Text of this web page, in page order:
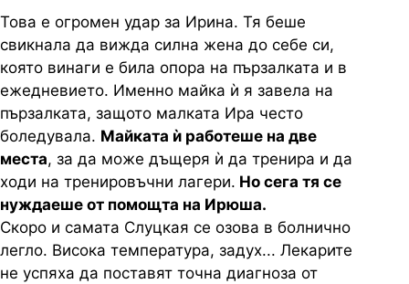
Това е огромен удар за Ирина. Тя беше
свикнала да вижда силна жена до себе си,
която винаги е била опора на пързалката и в
ежедневието. Именно майка ѝ я завела на
пързалката, защото малката Ира често
боледувала. Майката ѝ работеше на две
места, за да може дъщеря ѝ да тренира и да
ходи на тренировъчни лагери. Но сега тя се
нуждаеше от помощта на Ирюша.
Скоро и самата Слуцкая се озова в болнично
легло. Висока температура, задух... Лекарите
не успяха да поставят точна диагноза от